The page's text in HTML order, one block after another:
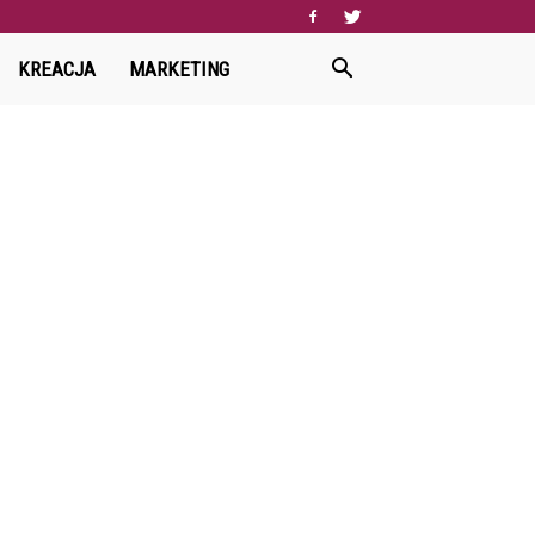
KREACJA MARKETING